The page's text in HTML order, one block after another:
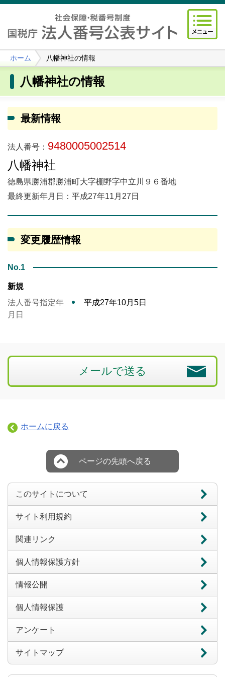
ホーム 八幡神社の情報
八幡神社の情報
最新情報
法人番号： 9480005002514
八幡神社
徳島県勝浦郡勝浦町大字棚野字中立川９６番地
最終更新年月日：平成27年11月27日
変更履歴情報
No.1
新規
法人番号指定年
月日
平成27年10月5日
メールで送る
ホームに戻る
ページの先頭へ戻る
このサイトについて
サイト利用規約
関連リンク
個人情報保護方針
情報公開
個人情報保護
アンケート
サイトマップ